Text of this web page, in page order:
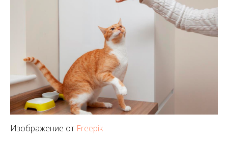
Изображение от Freepik